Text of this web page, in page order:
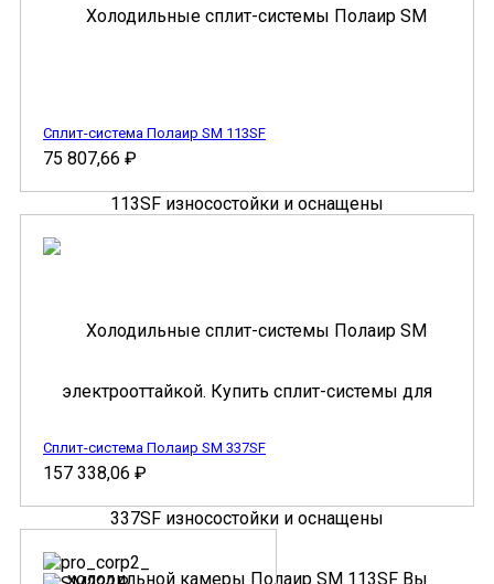
Сплит-система Полаир SM 113SF
75 807,66 ₽
Сплит-система Полаир SM 337SF
157 338,06 ₽